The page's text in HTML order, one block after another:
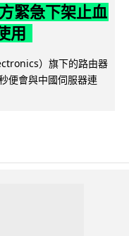
緊急下架止血
用
）旗下的路由器
便會與中國伺服器連